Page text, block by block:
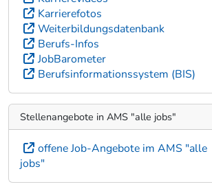
Karrierefotos
Weiterbildungsdatenbank
Berufs-Infos
JobBarometer
Berufsinformationssystem (BIS)
Stellenangebote in AMS "alle jobs"
offene Job-Angebote im AMS "alle
jobs"